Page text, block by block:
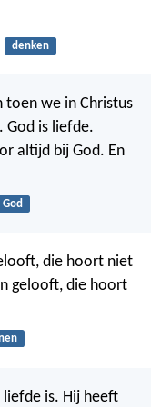
denken
toen we in Christus
God is liefde.
altijd bij God. En
God
die hoort niet
gelooft, die hoort
liefde is. Hij heeft